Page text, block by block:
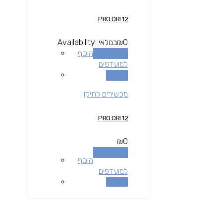
12 PRO ORI
₪0
Availability: במלאי
הוסף
למועדפים
מכשירים לתיקון
12 PRO ORI
₪0
הוסף
למועדפים